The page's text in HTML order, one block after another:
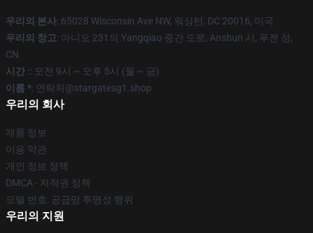
우리의 본사: 65028 Wisconsin Ave NW, 워싱턴, DC 20016, 미국
우리의 창고: 아니오 231의 Yangqiao 중간 도로, Anshun 시, 푸젠 성,
CN
시간 :: 오전 9시 ~ 오후 5시 (월 ~ 금)
이름 *: 연락처@stargatesg1.shop
우리의 회사
제품 정보
이용 약관
개인 정보 정책
DMCA - 저작권 정책
모델 번호: 공급망 투명성 행위
우리의 지원